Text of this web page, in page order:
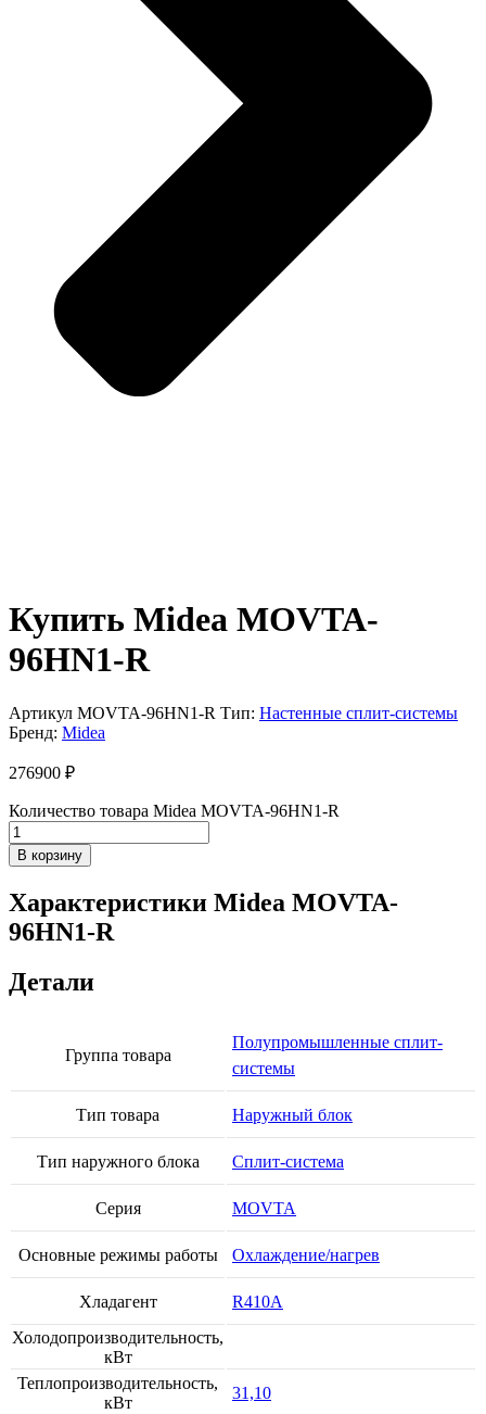
Купить Midea MOVTA-
96HN1-R
Артикул MOVTA-96HN1-R Тип: Настенные сплит-системы
Бренд: Midea
276900 ₽
Количество товара Midea MOVTA-96HN1-R
В корзину
Характеристики Midea MOVTA-
96HN1-R
Детали
Группа товара
Полупромышленные сплит-
системы
Тип товара Наружный блок
Тип наружного блока Сплит-система
Серия MOVTA
Основные режимы работы Охлаждение/нагрев
Хладагент
R410A
Холодопроизводительность,
кВт
Теплопроизводительность,
кВт
31,10